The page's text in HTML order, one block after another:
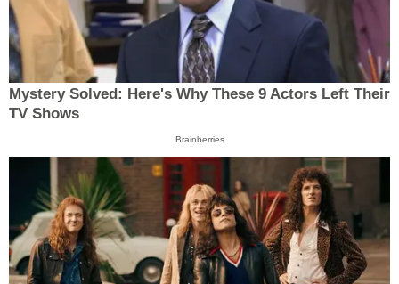
Mystery Solved: Here's Why These 9 Actors Left Their
TV Shows
Brainberries